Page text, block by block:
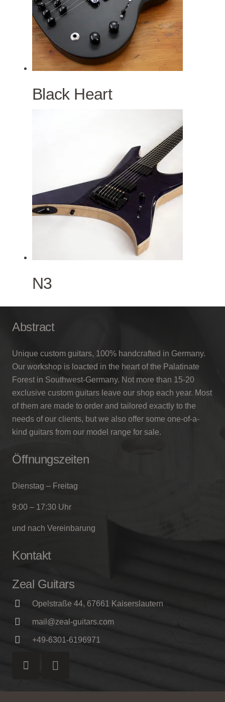
Black Heart
N3
Abstract
Unique custom guitars, 100% handcrafted in Germany.
Our workshop is loacted in the heart of the Palatinate
Forest in Southwest-Germany. Not more than 15-20
exclusive custom guitars leave our shop each year. Most
of them are made to order and tailored exactly to the
needs of our clients, but we also offer some one-of-a-
kind guitars from our model range for sale.
Öffnungszeiten
Dienstag – Freitag
9:00 – 17:30 Uhr
und nach Vereinbarung
Kontakt
Zeal Guitars
Opelstraße 44, 67661 Kaiserslautern
mail@zeal-guitars.com
+49-6301-6196971